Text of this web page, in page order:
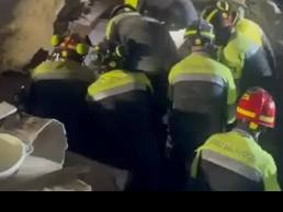
MEDIO CAMPIDANO
ORISTANO E PROVINCIA
SASSARI E PROVINCIA
GALLURA
NUORO E PROVINCIA
OGLIASTRA